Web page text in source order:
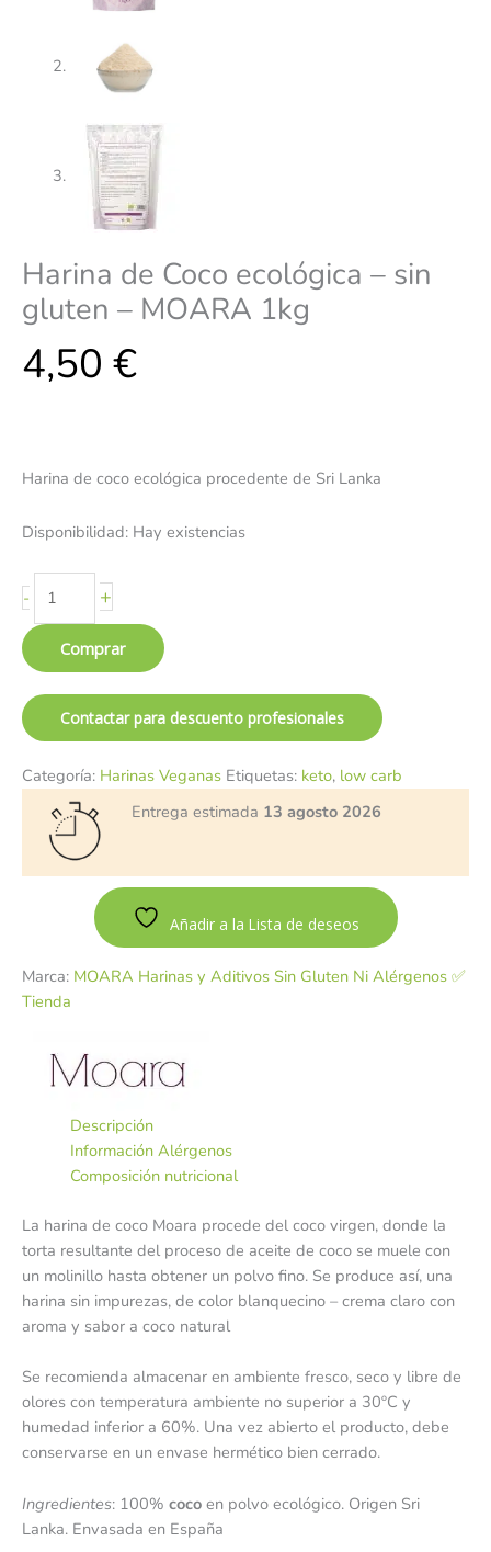
Harina de Coco ecológica – sin
gluten – MOARA 1kg
4,50 €
Harina de coco ecológica procedente de Sri Lanka
Disponibilidad: Hay existencias
- +
Comprar
Contactar para descuento profesionales
Categoría: Harinas Veganas Etiquetas: keto, low carb
Entrega estimada 13 agosto 2026
Añadir a la Lista de deseos
Marca: MOARA Harinas y Aditivos Sin Gluten Ni Alérgenos ✅
Tienda
Descripción
Información Alérgenos
Composición nutricional
La harina de coco Moara procede del coco virgen, donde la
torta resultante del proceso de aceite de coco se muele con
un molinillo hasta obtener un polvo fino. Se produce así, una
harina sin impurezas, de color blanquecino – crema claro con
aroma y sabor a coco natural
Se recomienda almacenar en ambiente fresco, seco y libre de
olores con temperatura ambiente no superior a 30ºC y
humedad inferior a 60%. Una vez abierto el producto, debe
conservarse en un envase hermético bien cerrado.
Ingredientes: 100% coco en polvo ecológico. Origen Sri
Lanka. Envasada en España